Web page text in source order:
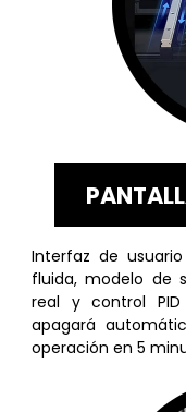
Interfaz de
fluida, modelo de
real y control
apagará
operación en 5